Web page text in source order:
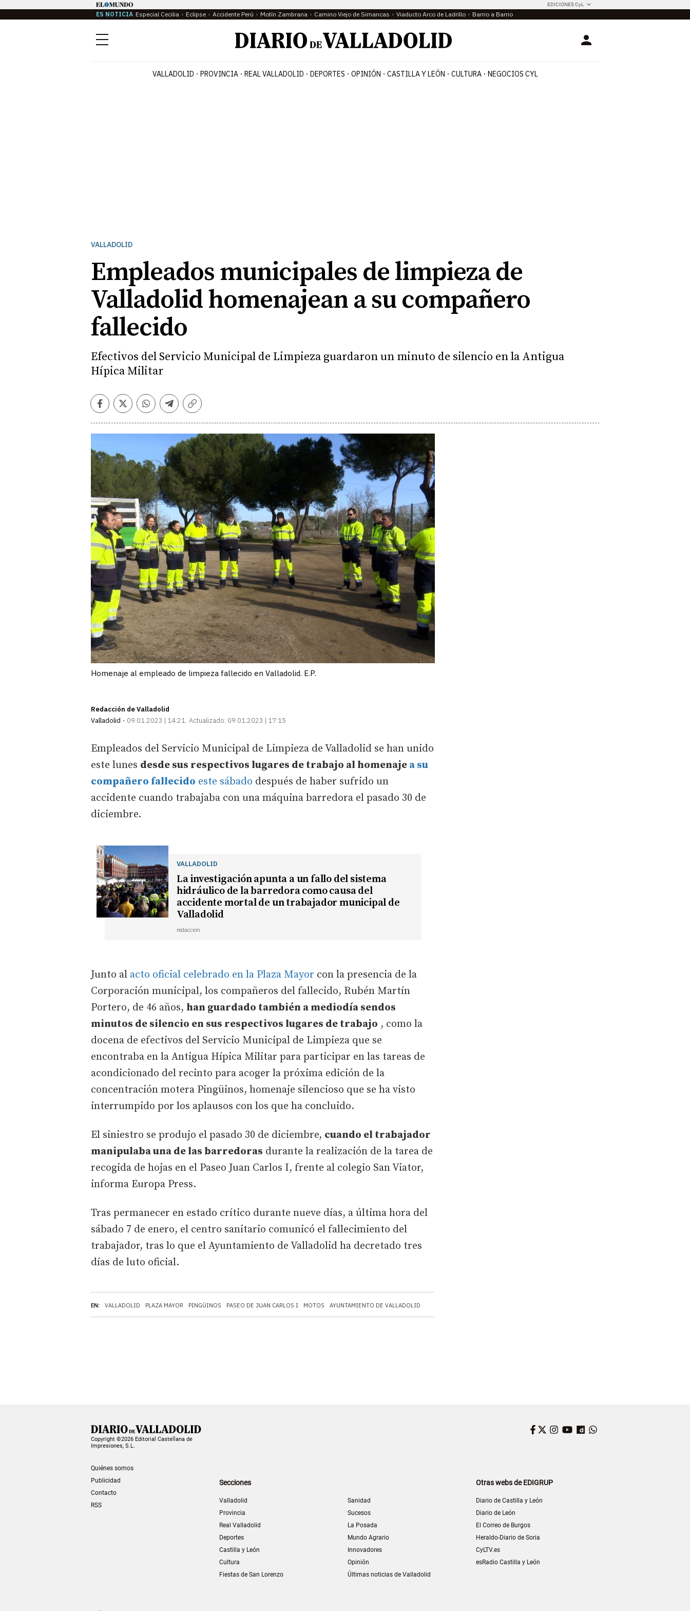
EDICIONES CyL
ES NOTICIA Especial Cecilia Eclipse Accidente Perú Motín Zambrana Camino Viejo de Simancas Viaducto Arco de Ladrillo Barrio a Barrio
Menú Login
VALLADOLID PROVINCIA REAL VALLADOLID DEPORTES OPINIÓN CASTILLA Y LEÓN CULTURA NEGOCIOS CYL
VALLADOLID
Empleados municipales de limpieza de
Valladolid homenajean a su compañero
fallecido
Efectivos del Servicio Municipal de Limpieza guardaron un minuto de silencio en la Antigua
Hípica Militar
Facebook
TwitterWhatsapp
Telegram
Copiar
Homenaje al empleado de limpieza fallecido en Valladolid. E.P.
Redacción de Valladolid
Valladolid
09.01.2023 | 14:21 Actualizado: 09.01.2023 | 17:15
EN: VALLADOLID PLAZA MAYOR PINGÜINOS PASEO DE JUAN CARLOS I MOTOS AYUNTAMIENTO DE VALLADOLID
Empleados del Servicio Municipal de Limpieza de Valladolid se han unido
este lunes desde sus respectivos lugares de trabajo al homenaje a su
compañero fallecido este sábado después de haber sufrido un
accidente cuando trabajaba con una máquina barredora el pasado 30 de
diciembre.
VALLADOLID
La investigación apunta a un fallo del sistema
hidráulico de la barredora como causa del
accidente mortal de un trabajador municipal de
Valladolid
redaccion
Junto al acto oficial celebrado en la Plaza Mayor con la presencia de la
Corporación municipal, los compañeros del fallecido, Rubén Martín
Portero, de 46 años, han guardado también a mediodía sendos
minutos de silencio en sus respectivos lugares de trabajo , como la
docena de efectivos del Servicio Municipal de Limpieza que se
encontraba en la Antigua Hípica Militar para participar en las tareas de
acondicionado del recinto para acoger la próxima edición de la
concentración motera Pingüinos, homenaje silencioso que se ha visto
interrumpido por los aplausos con los que ha concluido.
El siniestro se produjo el pasado 30 de diciembre, cuando el trabajador
manipulaba una de las barredoras durante la realización de la tarea de
recogida de hojas en el Paseo Juan Carlos I, frente al colegio San Viator,
informa Europa Press.
Tras permanecer en estado crítico durante nueve días, a última hora del
sábado 7 de enero, el centro sanitario comunicó el fallecimiento del
trabajador, tras lo que el Ayuntamiento de Valladolid ha decretado tres
días de luto oficial.
Copyright ©2026 Editorial Castellana de
Impresiones, S.L.
Quiénes somos
Publicidad
Contacto
RSS
Facebook
Twitter
Instagram
YouTube
Dailymotion
Secciones
Valladolid
Provincia
Real Valladolid
Deportes
Castilla y León
Cultura
Fiestas de San Lorenzo
Sanidad
Sucesos
La Posada
Mundo Agrario
Innovadores
Opinión
Últimas noticias de Valladolid
Otras webs de EDIGRUP
Diario de Castilla y León
Diario de León
El Correo de Burgos
Heraldo-Diario de Soria
CyLTV.es
esRadio Castilla y León